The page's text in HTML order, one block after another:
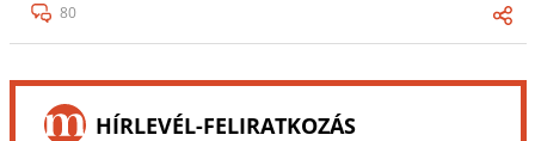
80
HÍRLEVÉL-FELIRATKOZÁS